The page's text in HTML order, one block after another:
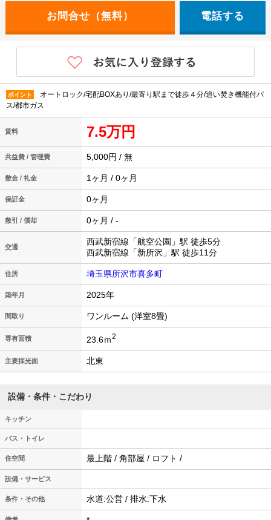
電話する
ポイント
オートロック/宅配BOXあり/最寄り駅まで徒歩４分/追い焚き機能付バ
ス/都市ガス
賃料 7.5万円
共益費 / 管理費 5,000円 / 無
敷金 / 礼金 1ヶ月 / 0ヶ月
保証金 0ヶ月
敷引 / 償却 0ヶ月 / -
交通
西武新宿線「航空公園」駅 徒歩5分
西武新宿線「新所沢」駅 徒歩11分
住所 埼玉県所沢市喜多町
築年月 2025年
間取り ワンルーム (洋室8畳)
専有面積 23.6ｍ2
主要採光面 北東
設備・条件・こだわり
キッチン
バス・トイレ
住空間 最上階 / 角部屋 / ロフト /
設備・サービス
条件・その他 水道:公営 / 排水:下水